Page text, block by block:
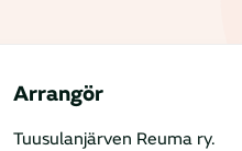
Arrangör
Tuusulanjärven Reuma ry.